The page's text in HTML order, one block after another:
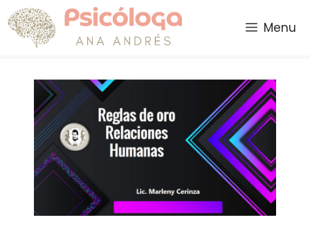
Saltar
al
contenido
Menu